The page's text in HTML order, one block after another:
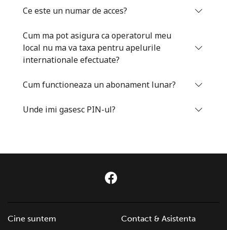
Log in
sau
Continua cu
Ce este un numar de acces?
Cum ma pot asigura ca operatorul meu
local nu ma va taxa pentru apelurile
internationale efectuate?
Cum functioneaza un abonament lunar?
Unde imi gasesc PIN-ul?
Cine suntem
Contact & Asistenta